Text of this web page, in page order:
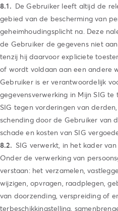
De Gebruiker leeft altijd de
gebied van de bescherming van
geheimhoudingsplicht na. Deze
de Gebruiker de gegevens niet
tenzij hij daarvoor expliciete
of wordt voldaan aan een andere
Gebruiker is er verantwoordelijk
gegevensverwerking in Mijn SIG
SIG tegen vorderingen van
schending door de Gebruiker van
schade en kosten van SIG
SIG verwerkt, in het kader van
Onder de verwerking van
verstaan: het verzamelen,
wijzigen, opvragen, raadplegen,
van doorzending, verspreiding of
terbeschikkingstelling,